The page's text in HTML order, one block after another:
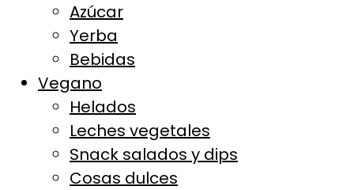
Azúcar
Yerba
Bebidas
Vegano
Helados
Leches vegetales
Snack salados y dips
Cosas dulces